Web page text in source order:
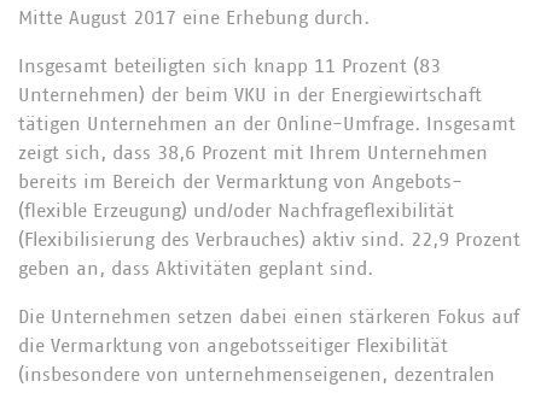
Mitte August 2017 eine Erhebung durch.
Insgesamt beteiligten sich knapp 11 Prozent (83
Unternehmen) der beim VKU in der Energiewirtschaft
tätigen Unternehmen an der Online-Umfrage. Insgesamt
zeigt sich, dass 38,6 Prozent mit Ihrem Unternehmen
bereits im Bereich der Vermarktung von Angebots-
(flexible Erzeugung) und/oder Nachfrageflexibilität
(Flexibilisierung des Verbrauches) aktiv sind. 22,9 Prozent
geben an, dass Aktivitäten geplant sind.
Die Unternehmen setzen dabei einen stärkeren Fokus auf
die Vermarktung von angebotsseitiger Flexibilität
(insbesondere von unternehmenseigenen, dezentralen